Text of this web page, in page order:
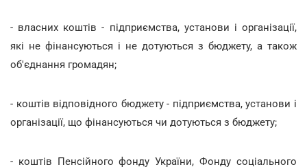
- власних коштів - підприємства, установи і організації,
які не фінансуються і не дотуються з бюджету, а також
об'єднання громадян;
- коштів відповідного бюджету - підприємства, установи і
організації, що фінансуються чи дотуються з бюджету;
- коштів Пенсійного фонду України, Фонду соціального